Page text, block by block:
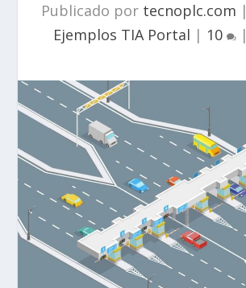
Publicado por tecnoplc.com |
Ejemplos TIA Portal | 10 |